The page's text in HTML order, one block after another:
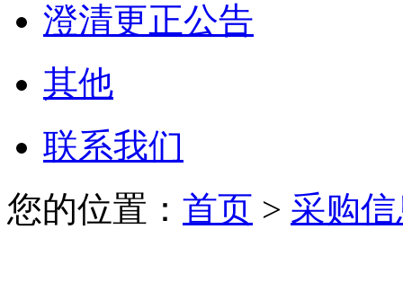
澄清更正公告
其他
联系我们
您的位置： 首页 > 采购